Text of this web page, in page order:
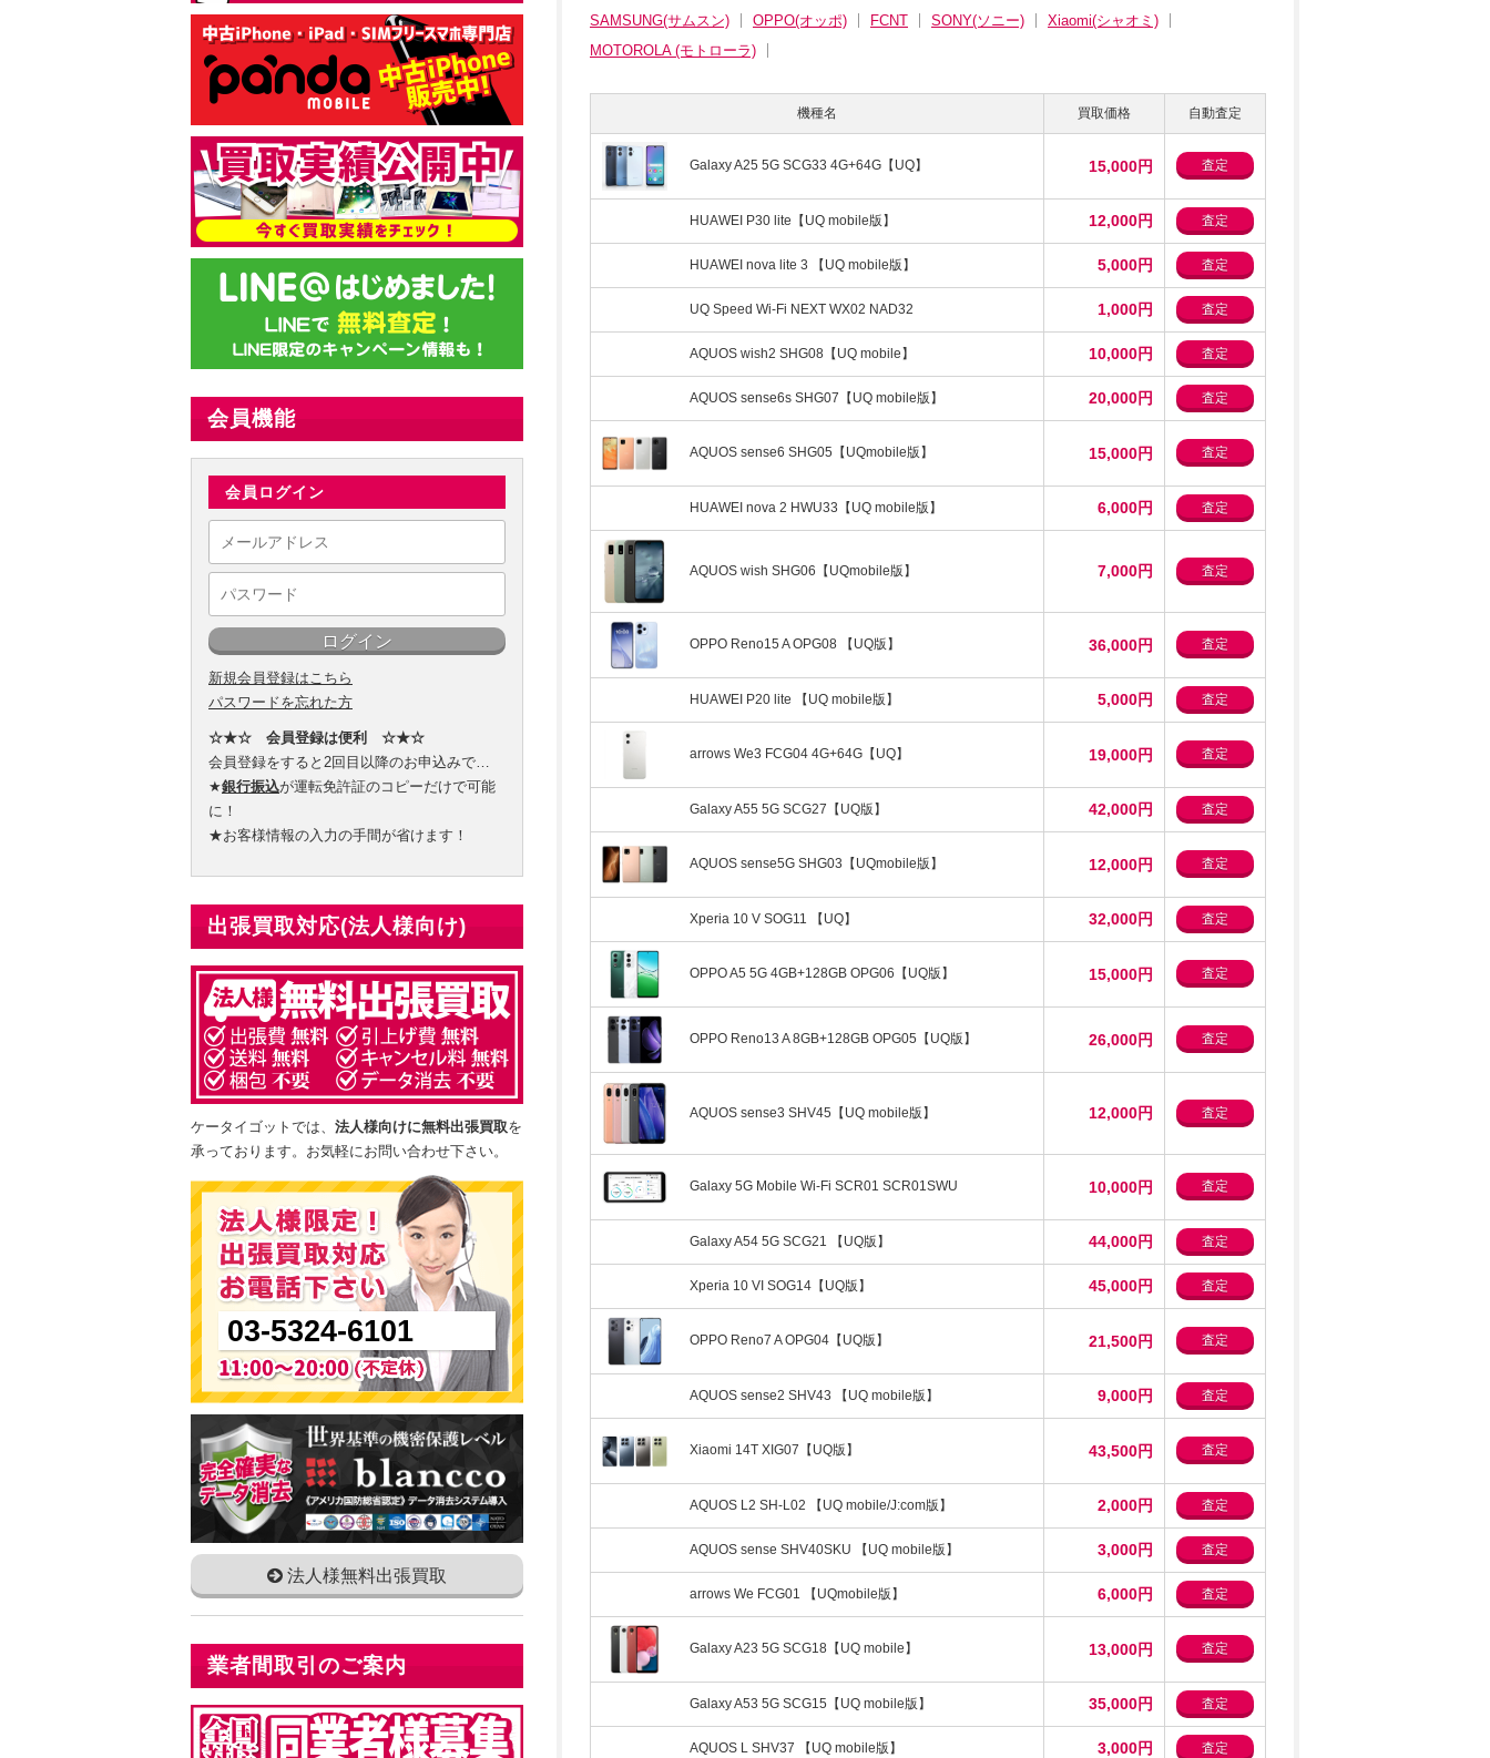
SAMSUNG(サムスン)
OPPO(オッポ) FCNT SONY(ソニー)
Xiaomi(シャオミ)
MOTOROLA (モトローラ)
機種名 買取価格 自動査定
Galaxy A25 5G SCG33 4G+64G【UQ】 15,000円 査定
HUAWEI P30 lite【UQ mobile版】 12,000円 査定
HUAWEI nova lite 3 【UQ mobile版】 5,000円 査定
UQ Speed Wi-Fi NEXT WX02 NAD32 1,000円 査定
AQUOS wish2 SHG08【UQ mobile】 10,000円 査定
AQUOS sense6s SHG07【UQ mobile版】 20,000円 査定
AQUOS sense6 SHG05【UQmobile版】 15,000円 査定
HUAWEI nova 2 HWU33【UQ mobile版】 6,000円 査定
AQUOS wish SHG06【UQmobile版】 7,000円 査定
OPPO Reno15 A OPG08 【UQ版】 36,000円 査定
HUAWEI P20 lite 【UQ mobile版】 5,000円 査定
arrows We3 FCG04 4G+64G【UQ】 19,000円 査定
Galaxy A55 5G SCG27【UQ版】 42,000円 査定
AQUOS sense5G SHG03【UQmobile版】 12,000円 査定
Xperia 10 V SOG11 【UQ】 32,000円 査定
OPPO A5 5G 4GB+128GB OPG06【UQ版】 15,000円 査定
OPPO Reno13 A 8GB+128GB OPG05【UQ版】 26,000円 査定
AQUOS sense3 SHV45【UQ mobile版】 12,000円 査定
Galaxy 5G Mobile Wi-Fi SCR01 SCR01SWU 10,000円 査定
Galaxy A54 5G SCG21 【UQ版】 44,000円 査定
Xperia 10 VI SOG14【UQ版】 45,000円 査定
OPPO Reno7 A OPG04【UQ版】 21,500円 査定
AQUOS sense2 SHV43 【UQ mobile版】 9,000円 査定
Xiaomi 14T XIG07【UQ版】 43,500円 査定
AQUOS L2 SH-L02 【UQ mobile/J:com版】 2,000円 査定
AQUOS sense SHV40SKU 【UQ mobile版】 3,000円 査定
arrows We FCG01 【UQmobile版】 6,000円 査定
Galaxy A23 5G SCG18【UQ mobile】 13,000円 査定
Galaxy A53 5G SCG15【UQ mobile版】 35,000円 査定
AQUOS L SHV37 【UQ mobile版】 3,000円 査定
会員機能
会員ログイン
新規会員登録はこちら
パスワードを忘れた方
☆★☆ 会員登録は便利 ☆★☆
会員登録をすると2回目以降のお申込みで…
★銀行振込が運転免許証のコピーだけで可能
に！
★お客様情報の入力の手間が省けます！
出張買取対応(法人様向け)
ケータイゴットでは、 法人様向けに無料出張買取を
承っております。お気軽にお問い合わせ下さい。
03-5324-6101
法人様無料出張買取
業者間取引のご案内